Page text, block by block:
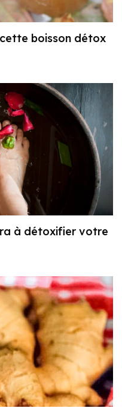
boisson détox
à détoxifier votre